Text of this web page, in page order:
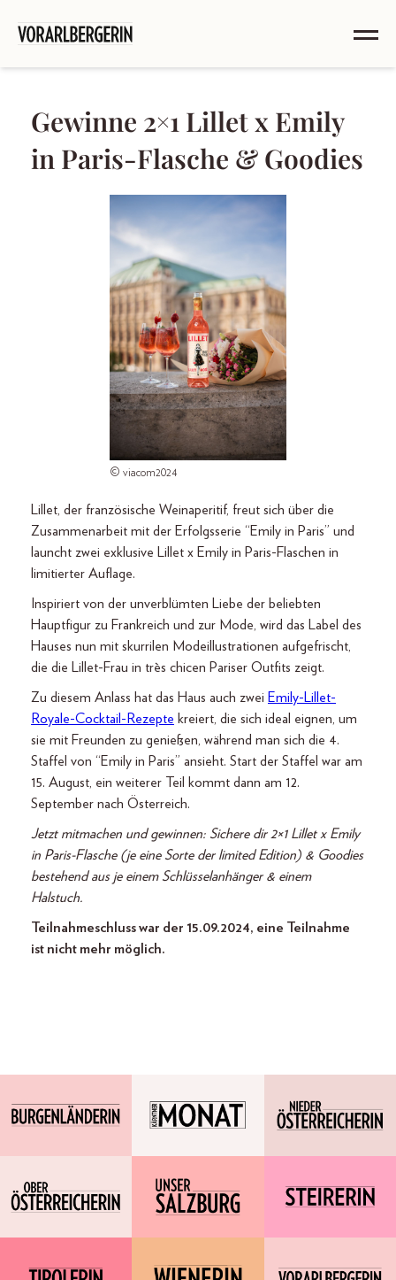
Gewinne 2×1 Lillet x Emily
in Paris-Flasche & Goodies
© viacom2024
Lillet, der französische Weinaperitif, freut sich über die
Zusammenarbeit mit der Erfolgsserie “Emily in Paris” und
launcht zwei exklusive Lillet x Emily in Paris-Flaschen in
limitierter Auflage.
Inspiriert von der unverblümten Liebe der beliebten
Hauptfigur zu Frankreich und zur Mode, wird das Label des
Hauses nun mit skurrilen Modeillustrationen aufgefrischt,
die die Lillet-Frau in très chicen Pariser Outfits zeigt.
Zu diesem Anlass hat das Haus auch zwei Emily-Lillet-
Royale-Cocktail-Rezepte kreiert, die sich ideal eignen, um
sie mit Freunden zu genießen, während man sich die 4.
Staffel von “Emily in Paris” ansieht. Start der Staffel war am
15. August, ein weiterer Teil kommt dann am 12.
September nach Österreich.
Jetzt mitmachen und gewinnen: Sichere dir 2×1 Lillet x Emily
in Paris-Flasche (je eine Sorte der limited Edition) & Goodies
bestehend aus je einem Schlüsselanhänger & einem
Halstuch.
Teilnahmeschluss war der 15.09.2024, eine Teilnahme
ist nicht mehr möglich.